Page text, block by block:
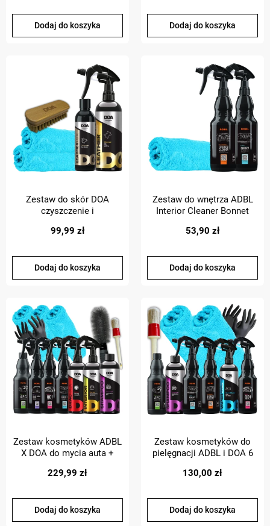
Dodaj do koszyka Dodaj do koszyka
Zestaw do skór DOA
czyszczenie i
skór
99,99 zł
Dodaj do koszyka
Zestaw do wnętrza ADBL
Interior Cleaner Bonnet
53,90 zł
Dodaj do koszyka
Zestaw kosmetyków ADBL
X DOA do mycia auta +
do wnętrza
229,99 zł
Dodaj do koszyka
Zestaw kosmetyków do
pielęgnacji ADBL i DOA 6
130,00 zł
Dodaj do koszyka